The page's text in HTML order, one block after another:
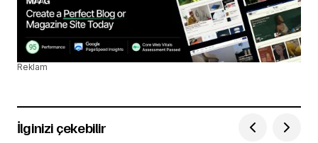
Reklam
İlginizi çekebilir